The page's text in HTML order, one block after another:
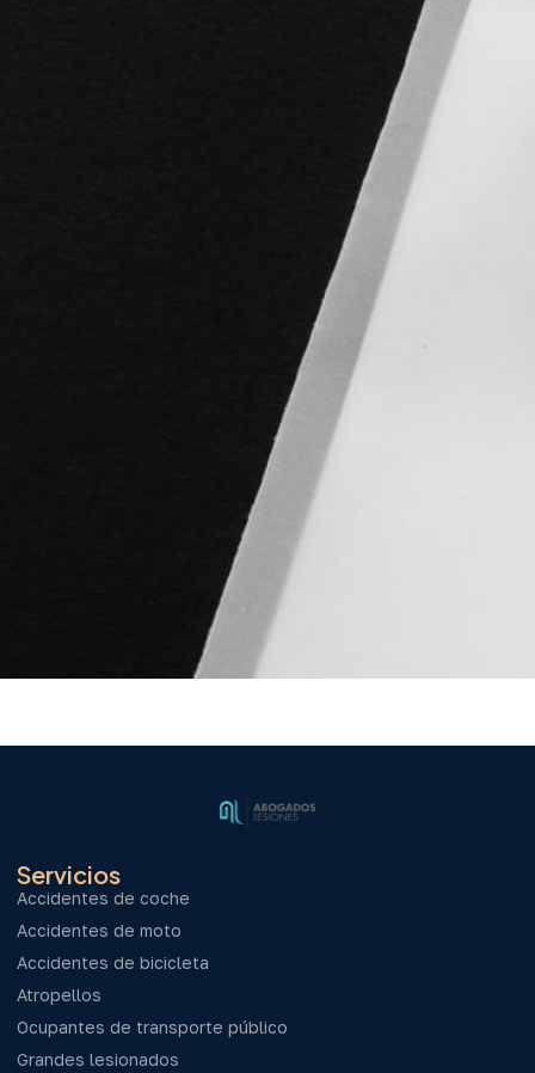
Servicios
Accidentes de coche
Accidentes de moto
Accidentes de bicicleta
Atropellos
Ocupantes de transporte público
Grandes lesionados